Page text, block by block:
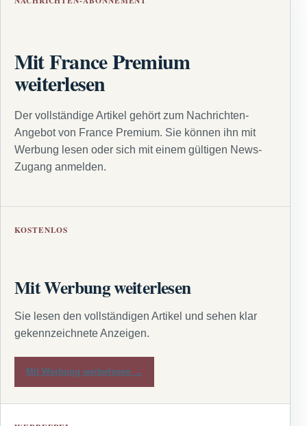
Mit France Premium
weiterlesen
Der vollständige Artikel gehört zum Nachrichten-
Angebot von France Premium. Sie können ihn mit
Werbung lesen oder sich mit einem gültigen News-
Zugang anmelden.
KOSTENLOS
Mit Werbung weiterlesen
Sie lesen den vollständigen Artikel und sehen klar
gekennzeichnete Anzeigen.
Mit Werbung weiterlesen →